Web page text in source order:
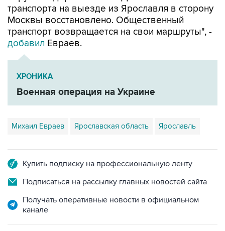
транспорта на выезде из Ярославля в сторону
Москвы восстановлено. Общественный
транспорт возвращается на свои маршруты", -
добавил Евраев.
ХРОНИКА
Военная операция на Украине
Михаил Евраев Ярославская область Ярославль
Купить подписку на профессиональную ленту
Подписаться на рассылку главных новостей сайта
Получать оперативные новости в официальном
канале